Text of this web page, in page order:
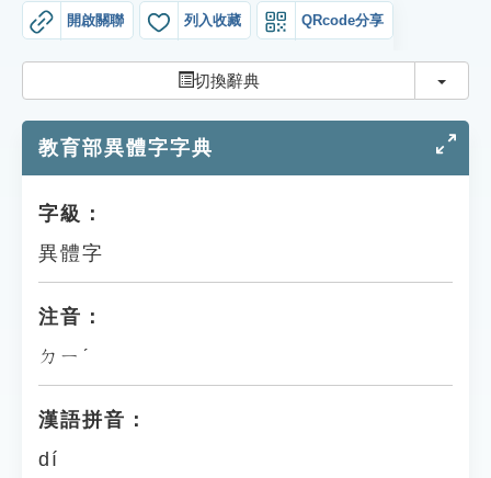
遊戲專區
教學應用
貓頭鷹博士
開啟關聯 列入收藏 QRcode分享
切換辭典 切換
教育部異體字字典
字級：
異體字
注音：
ㄉㄧˊ
漢語拼音：
dí